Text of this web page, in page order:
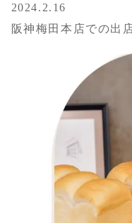
2024.2.16
阪神梅田本店での出